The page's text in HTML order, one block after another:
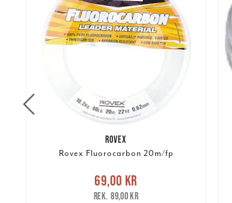
ROVEX
Rovex Fluorocarbon 20m/fp
Nuvarande pris :69,00 kr
pris: 89,00 kr
69,00 kr
89,00 kr